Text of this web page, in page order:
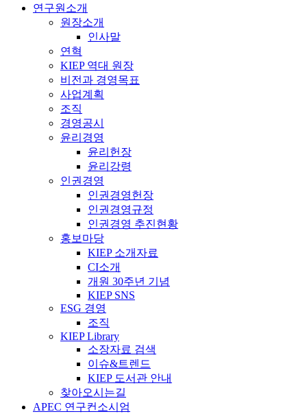
연구원소개
원장소개
인사말
연혁
KIEP 역대 원장
비전과 경영목표
사업계획
조직
경영공시
윤리경영
윤리헌장
윤리강령
인권경영
인권경영헌장
인권경영규정
인권경영 추진현황
홍보마당
KIEP 소개자료
CI소개
개원 30주년 기념
KIEP SNS
ESG 경영
조직
KIEP Library
소장자료 검색
이슈&트렌드
KIEP 도서관 안내
찾아오시는길
APEC 연구컨소시엄